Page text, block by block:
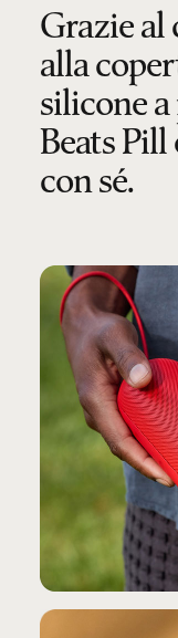
Grazie
alla
silicone
Beats
con sé.